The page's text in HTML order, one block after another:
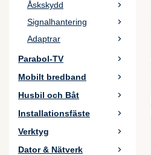
Åskskydd
Signalhantering
Adaptrar
Parabol-TV
Mobilt bredband
Husbil och Båt
Installationsfäste
Verktyg
Dator & Nätverk